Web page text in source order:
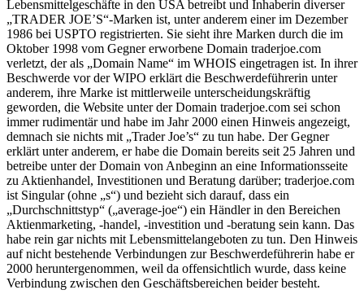
Lebensmittelgeschäfte in den USA betreibt und Inhaberin diverser
„TRADER JOE’S“-Marken ist, unter anderem einer im Dezember
1986 bei USPTO registrierten. Sie sieht ihre Marken durch die im
Oktober 1998 vom Gegner erworbene Domain traderjoe.com
verletzt, der als „Domain Name“ im WHOIS eingetragen ist. In ihrer
Beschwerde vor der WIPO erklärt die Beschwerdeführerin unter
anderem, ihre Marke ist mittlerweile unterscheidungskräftig
geworden, die Website unter der Domain traderjoe.com sei schon
immer rudimentär und habe im Jahr 2000 einen Hinweis angezeigt,
demnach sie nichts mit „Trader Joe’s“ zu tun habe. Der Gegner
erklärt unter anderem, er habe die Domain bereits seit 25 Jahren und
betreibe unter der Domain von Anbeginn an eine Informationsseite
zu Aktienhandel, Investitionen und Beratung darüber; traderjoe.com
ist Singular (ohne „s“) und bezieht sich darauf, dass ein
„Durchschnittstyp“ („average-joe“) ein Händler in den Bereichen
Aktienmarketing, -handel, -investition und -beratung sein kann. Das
habe rein gar nichts mit Lebensmittelangeboten zu tun. Den Hinweis
auf nicht bestehende Verbindungen zur Beschwerdeführerin habe er
2000 heruntergenommen, weil da offensichtlich wurde, dass keine
Verbindung zwischen den Geschäftsbereichen beider besteht.